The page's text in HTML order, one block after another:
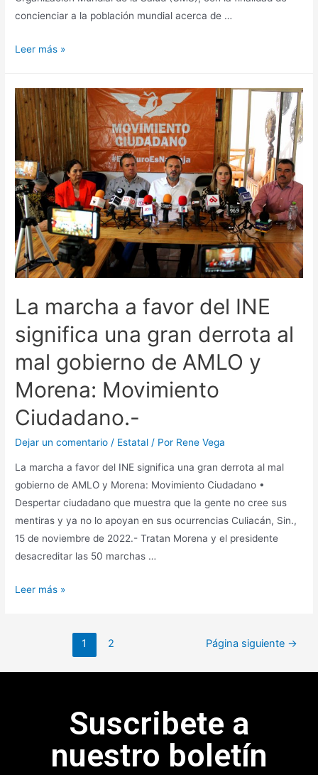
concienciar a la población mundial acerca de …
Leer más »
La marcha a favor del INE
significa una gran derrota al
mal gobierno de AMLO y
Morena: Movimiento
Ciudadano.-
Dejar un comentario / Estatal / Por Rene Vega
La marcha a favor del INE significa una gran derrota al mal
gobierno de AMLO y Morena: Movimiento Ciudadano •
Despertar ciudadano que muestra que la gente no cree sus
mentiras y ya no lo apoyan en sus ocurrencias Culiacán, Sin.,
15 de noviembre de 2022.- Tratan Morena y el presidente
desacreditar las 50 marchas …
Leer más »
1 2 Página siguiente →
Suscribete a
nuestro boletín